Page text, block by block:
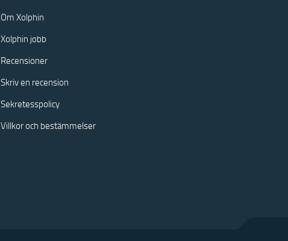
Om Xolphin
Xolphin jobb
Recensioner
Skriv en recension
Sekretesspolicy
Villkor och bestämmelser